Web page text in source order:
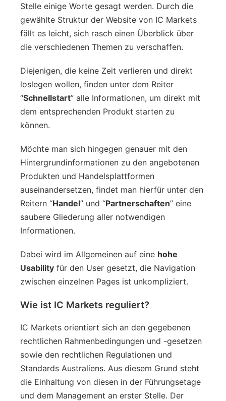
Stelle einige Worte gesagt werden. Durch die
gewählte Struktur der Website von IC Markets
fällt es leicht, sich rasch einen Überblick über
die verschiedenen Themen zu verschaffen.
Diejenigen, die keine Zeit verlieren und direkt
loslegen wollen, finden unter dem Reiter
“Schnellstart” alle Informationen, um direkt mit
dem entsprechenden Produkt starten zu
können.
Möchte man sich hingegen genauer mit den
Hintergrundinformationen zu den angebotenen
Produkten und Handelsplattformen
auseinandersetzen, findet man hierfür unter den
Reitern “Handel” und “Partnerschaften” eine
saubere Gliederung aller notwendigen
Informationen.
Dabei wird im Allgemeinen auf eine hohe
Usability für den User gesetzt, die Navigation
zwischen einzelnen Pages ist unkompliziert.
Wie ist IC Markets reguliert?
IC Markets orientiert sich an den gegebenen
rechtlichen Rahmenbedingungen und -gesetzen
sowie den rechtlichen Regulationen und
Standards Australiens. Aus diesem Grund steht
die Einhaltung von diesen in der Führungsetage
und dem Management an erster Stelle. Der